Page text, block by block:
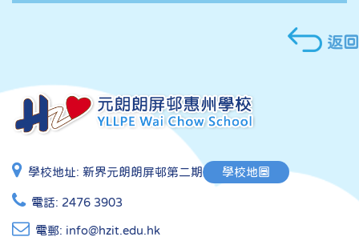
返回
學校地址: 新界元朗朗屏邨第二期 學校地圖
電話: 2476 3903
電郵: info@hzit.edu.hk